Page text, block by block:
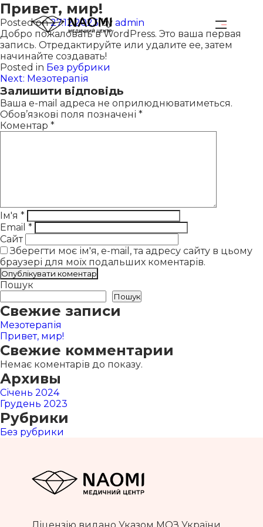
Привет, мир!
Posted on27.12.2023by admin
Добро пожаловать в WordPress. Это ваша первая
запись. Отредактируйте или удалите ее, затем
начинайте создавать!
Posted in Без рубрики
Навігація
записів
Next: Мезотерапія
Залишити відповідь
Ваша e-mail адреса не оприлюднюватиметься.
Обов’язкові поля позначені *
Коментар *
Ім'я *
Email *
Сайт
Зберегти моє ім'я, e-mail, та адресу сайту в цьому
браузері для моїх подальших коментарів.
Пошук
Пошук
Свежие записи
Мезотерапія
Привет, мир!
Свежие комментарии
Немає коментарів до показу.
Архивы
Січень 2024
Грудень 2023
Рубрики
Без рубрики